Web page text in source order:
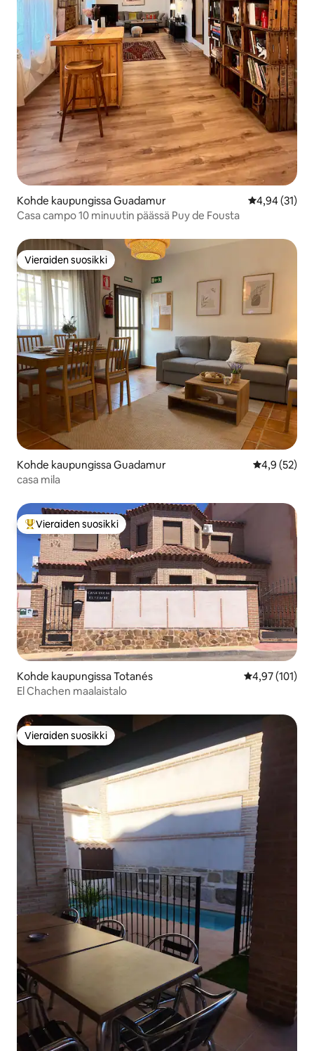
Kohde kaupungissa Guadamur
4,94 (31)
Casa campo 10 minuutin päässä Puy de Fousta
Vieraiden suosikki
Vieraiden suosikki
Kohde kaupungissa Guadamur
4,9 (52)
casa mila
Vieraiden suosikkien parhaimmistoa
Vieraiden suosikki
Kohde kaupungissa Totanés
4,97 (101)
El Chachen maalaistalo
Vieraiden suosikki
Vieraiden suosikki